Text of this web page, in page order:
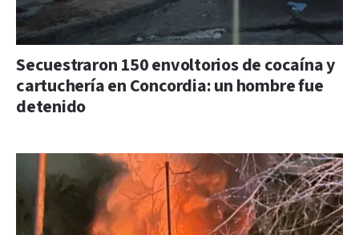
Secuestraron 150 envoltorios de cocaína y
cartuchería en Concordia: un hombre fue
detenido